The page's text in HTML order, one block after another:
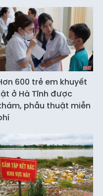
600 trẻ em khuyết
ở Hà Tĩnh được
phẫu thuật miễn